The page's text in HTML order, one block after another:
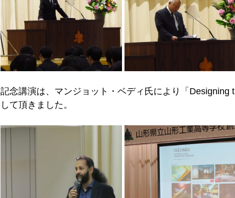
記念講演は、マンジョット・ベディ氏により「Designing
して頂きました。